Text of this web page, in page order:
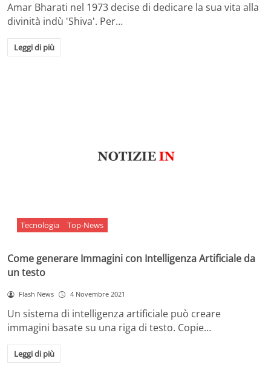
Amar Bharati nel 1973 decise di dedicare la sua vita alla
divinità indù 'Shiva'. Per…
Leggi di più
Tecnologia Top-News
Come generare Immagini con Intelligenza Artificiale da
un testo
Flash News 4 Novembre 2021
Un sistema di intelligenza artificiale può creare
immagini basate su una riga di testo. Copie…
Leggi di più